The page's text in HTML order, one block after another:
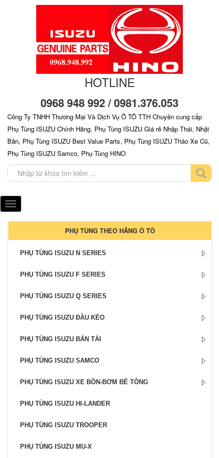
HOTLINE
0968 948 992 / 0981.376.053
Công Ty TNHH Thương Mại Và Dịch Vụ Ô TÔ TTH Chuyên cung cấp
Phụ Tùng ISUZU Chính Hãng, Phụ Tùng ISUZU Giá rẻ Nhập Thái, Nhật
Bản, Phụ Tùng ISUZU Best Value Parts, Phụ Tùng ISUZU Tháo Xe Cũ,
Phụ Tùng ISUZU Samco, Phụ Tùng HINO
Toggle
navigation
PHỤ TÙNG THEO HÃNG Ô TÔ
PHỤ TÙNG ISUZU N SERIES
PHỤ TÙNG ISUZU F SERIES
PHỤ TÙNG ISUZU Q SERIES
PHỤ TÙNG ISUZU ĐẦU KÉO
PHỤ TÙNG ISUZU BÁN TẢI
PHỤ TÙNG ISUZU SAMCO
PHỤ TÙNG ISUZU XE BỒN-BƠM BÊ TÔNG
PHỤ TÙNG ISUZU HI-LANDER
PHỤ TÙNG ISUZU TROOPER
PHỤ TÙNG ISUZU MU-X